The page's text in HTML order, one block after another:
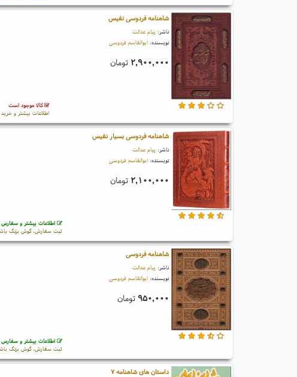
شاهنامه فردوسی نفیس
ناشر: پیام عدالت
نویسنده:ابوالقاسم فردوسی
۲,۹۰۰,۰۰۰ تومان
کالا موجود است
اطلاعات بیشتر و خرید
شاهنامه فردوسی بسیار نفیس
ناشر: پیام عدالت
نویسنده:ابوالقاسم فردوسی
۲,۱۰۰,۰۰۰ تومان
اطلاعات بیشتر و سفارش
ثبت سفارش، گوش بزنگ
شاهنامه فردوسی
ناشر: پیام عدالت
نویسنده:ابوالقاسم فردوسی
۹۵۰,۰۰۰ تومان
اطلاعات بیشتر و سفارش
ثبت سفارش، گوش بزنگ
داستان های شاهنامه ۷